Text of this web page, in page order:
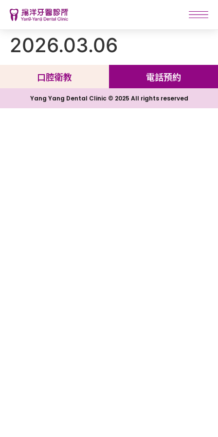
2026.03.06
口腔衛教 電話預約
Yang Yang Dental Clinic © 2025 All rights reserved